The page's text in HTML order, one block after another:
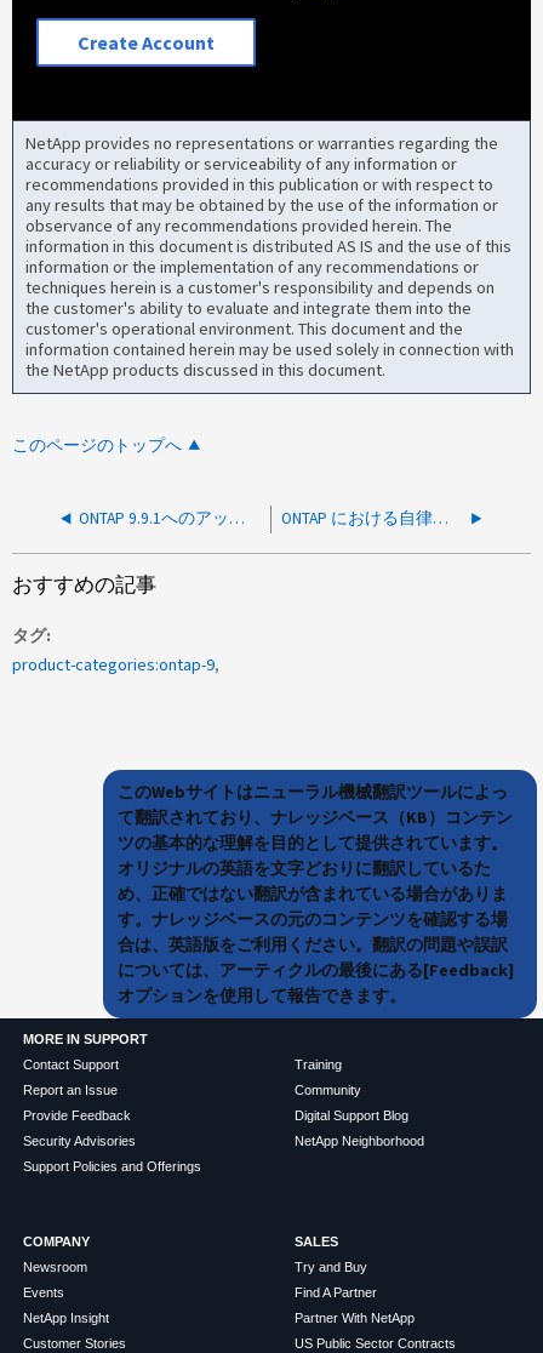
Create Account
NetApp provides no representations or warranties regarding the
accuracy or reliability or serviceability of any information or
recommendations provided in this publication or with respect to
any results that may be obtained by the use of the information or
observance of any recommendations provided herein. The
information in this document is distributed AS IS and the use of this
information or the implementation of any recommendations or
techniques herein is a customer's responsibility and depends on
the customer's ability to evaluate and integrate them into the
customer's operational environment. This document and the
information contained herein may be used solely in connection with
the NetApp products discussed in this document.
このページのトップへ
ONTAP 9.9.1へのアップグレード後、自動ネゴシエーションの動作ステータスがfalseに変わります ONTAP における自律型ランサムウェア保護スナップショットの保持期間後の削除遅延
おすすめの記事
タグ
product-categories:ontap-9
このWebサイトはニューラル機械翻訳ツールによっ
て翻訳されており、ナレッジベース（KB）コンテン
ツの基本的な理解を目的として提供されています。
オリジナルの英語を文字どおりに翻訳しているた
め、正確ではない翻訳が含まれている場合がありま
す。ナレッジベースの元のコンテンツを確認する場
合は、英語版をご利用ください。翻訳の問題や誤訳
については、アーティクルの最後にある[Feedback]
オプションを使用して報告できます。
MORE IN SUPPORT
Contact Support
Report an Issue
Provide Feedback
Security Advisories
Support Policies and Offerings
Training
Community
Digital Support Blog
NetApp Neighborhood
COMPANY
Newsroom
Events
NetApp Insight
Customer Stories
SALES
Try and Buy
Find A Partner
Partner With NetApp
US Public Sector Contracts